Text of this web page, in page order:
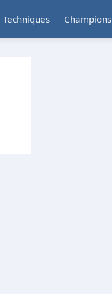
Techniques Champions